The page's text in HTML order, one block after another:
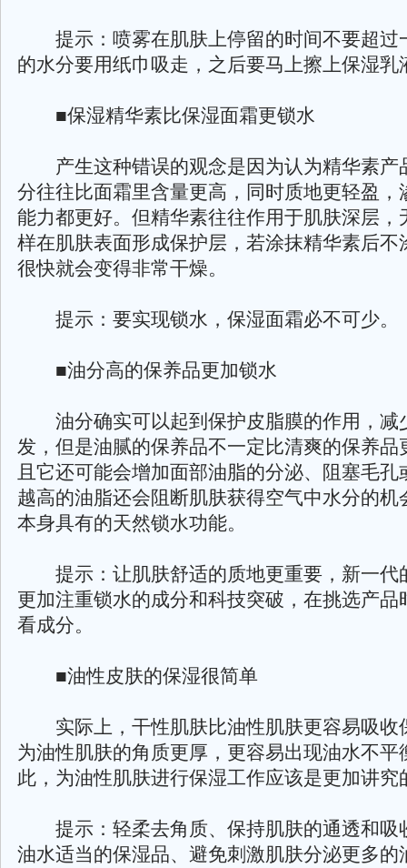
提示：喷雾在肌肤上停留的时间不要超过
的水分要用纸巾吸走，之后要马上擦上保湿乳
■保湿精华素比保湿面霜更锁水
产生这种错误的观念是因为认为精华素产
分往往比面霜里含量更高，同时质地更轻盈，
能力都更好。但精华素往往作用于肌肤深层，
样在肌肤表面形成保护层，若涂抹精华素后不
很快就会变得非常干燥。
提示：要实现锁水，保湿面霜必不可少。
■油分高的保养品更加锁水
油分确实可以起到保护皮脂膜的作用，减
发，但是油腻的保养品不一定比清爽的保养品
且它还可能会增加面部油脂的分泌、阻塞毛孔
越高的油脂还会阻断肌肤获得空气中水分的机
本身具有的天然锁水功能。
提示：让肌肤舒适的质地更重要，新一代
更加注重锁水的成分和科技突破，在挑选产品
看成分。
■油性皮肤的保湿很简单
实际上，干性肌肤比油性肌肤更容易吸收
为油性肌肤的角质更厚，更容易出现油水不平
此，为油性肌肤进行保湿工作应该是更加讲究
提示：轻柔去角质、保持肌肤的通透和吸
油水适当的保湿品、避免刺激肌肤分泌更多的